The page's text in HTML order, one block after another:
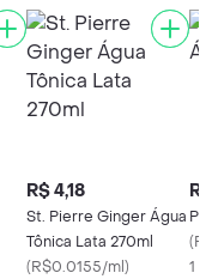
R$ 4,18
St. Pierre Ginger Água
Tônica Lata 270ml
(R$0.0155/ml)
R$
(
1 X